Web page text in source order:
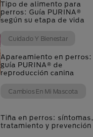
Tipo de alimento para
perros: Guía PURINA®
según su etapa de vida
Cuidado Y Bienestar
Apareamiento en perros:
guía PURINA® de
reproducción canina
Cambios En Mi Mascota
Tiña en perros: síntomas,
tratamiento y prevención